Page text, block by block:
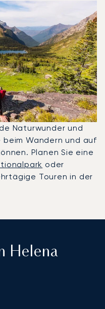
Naturwunder und
Wandern und auf
Planen Sie eine
oder
Touren in der
Helena